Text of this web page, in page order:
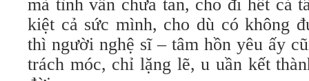
mà tình vẫn chưa tan, cho đi hết cả
kiệt cả sức mình, cho dù có không
thì người nghệ sĩ – tâm hồn yêu ấy
trách móc, chỉ lặng lẽ, u uần kết